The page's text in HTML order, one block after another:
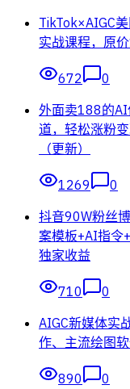
TikTok×AIGC
实战课程，原
672
0
外面卖188的AI
道，轻松涨粉
（更新）
1269
0
抖音90W粉丝
案模板+AI指令
独家收益
710
0
AIGC新媒体实
作、主流绘图
890
0